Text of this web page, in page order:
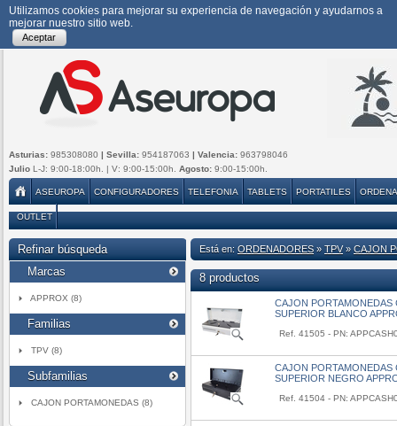
Utilizamos cookies para mejorar su experiencia de navegación y ayudarnos a
mejorar nuestro sitio web.
Aceptar
Asturias: 985308080 | Sevilla: 954187063 | Valencia: 963798046
Julio L-J: 9:00-18:00h. | V: 9:00-15:00h. Agosto: 9:00-15:00h.
ASEUROPA CONFIGURADORES TELEFONIA TABLETS PORTATILES
OUTLET
Refinar búsqueda
Marcas
APPROX (8)
Familias
TPV (8)
Subfamilias
CAJON PORTAMONEDAS (8)
Está en: ORDENADORES » TPV» CAJON
8 productos
CAJON PORTAMONEDAS
SUPERIOR BLANCO
Ref. 41505 - PN:
CAJON PORTAMONEDAS
SUPERIOR NEGRO
Ref. 41504 - PN: